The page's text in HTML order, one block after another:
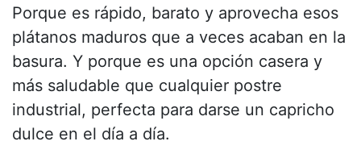
Porque es rápido, barato y aprovecha esos
plátanos maduros que a veces acaban en la
basura. Y porque es una opción casera y
más saludable que cualquier postre
industrial, perfecta para darse un capricho
dulce en el día a día.